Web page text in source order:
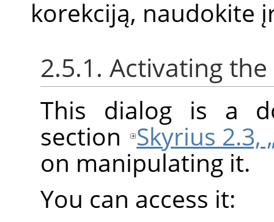
korekciją, naudokite
2.5.1. Activating
This dialog is a
section Skyrius 2.3,
on manipulating it.
You can access it: